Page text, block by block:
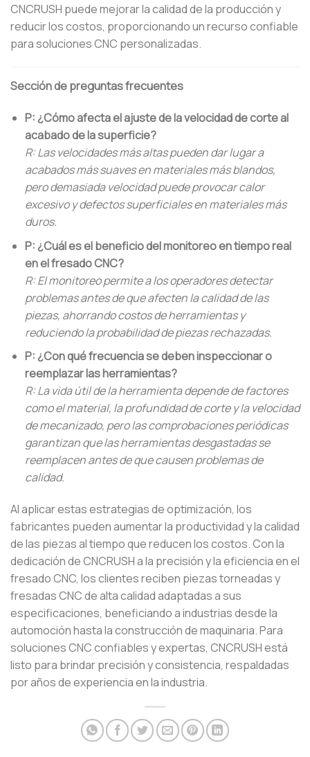
CNCRUSH puede mejorar la calidad de la producción y
reducir los costos, proporcionando un recurso confiable
para soluciones CNC personalizadas.
Sección de preguntas frecuentes
P: ¿Cómo afecta el ajuste de la velocidad de corte al
acabado de la superficie?
R: Las velocidades más altas pueden dar lugar a
acabados más suaves en materiales más blandos,
pero demasiada velocidad puede provocar calor
excesivo y defectos superficiales en materiales más
duros.
P: ¿Cuál es el beneficio del monitoreo en tiempo real
en el fresado CNC?
R: El monitoreo permite a los operadores detectar
problemas antes de que afecten la calidad de las
piezas, ahorrando costos de herramientas y
reduciendo la probabilidad de piezas rechazadas.
P: ¿Con qué frecuencia se deben inspeccionar o
reemplazar las herramientas?
R: La vida útil de la herramienta depende de factores
como el material, la profundidad de corte y la velocidad
de mecanizado, pero las comprobaciones periódicas
garantizan que las herramientas desgastadas se
reemplacen antes de que causen problemas de
calidad.
Al aplicar estas estrategias de optimización, los
fabricantes pueden aumentar la productividad y la calidad
de las piezas al tiempo que reducen los costos. Con la
dedicación de CNCRUSH a la precisión y la eficiencia en el
fresado CNC, los clientes reciben piezas torneadas y
fresadas CNC de alta calidad adaptadas a sus
especificaciones, beneficiando a industrias desde la
automoción hasta la construcción de maquinaria. Para
soluciones CNC confiables y expertas, CNCRUSH está
listo para brindar precisión y consistencia, respaldadas
por años de experiencia en la industria.